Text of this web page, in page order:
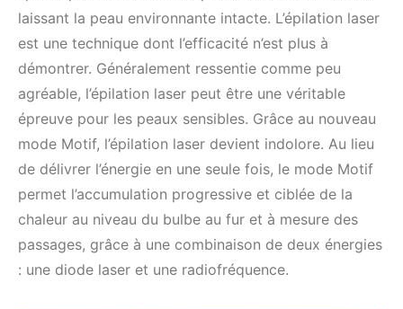
laissant la peau environnante intacte. L’épilation laser
est une technique dont l’efficacité n’est plus à
démontrer. Généralement ressentie comme peu
agréable, l’épilation laser peut être une véritable
épreuve pour les peaux sensibles. Grâce au nouveau
mode Motif, l’épilation laser devient indolore. Au lieu
de délivrer l’énergie en une seule fois, le mode Motif
permet l’accumulation progressive et ciblée de la
chaleur au niveau du bulbe au fur et à mesure des
passages, grâce à une combinaison de deux énergies
: une diode laser et une radiofréquence.